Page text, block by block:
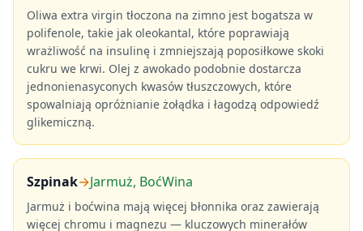
Oliwa extra virgin tłoczona na zimno jest bogatsza w
polifenole, takie jak oleokantal, które poprawiają
wrażliwość na insulinę i zmniejszają poposiłkowe skoki
cukru we krwi. Olej z awokado podobnie dostarcza
jednonienasyconych kwasów tłuszczowych, które
spowalniają opróżnianie żołądka i łagodzą odpowiedź
glikemiczną.
Szpinak→Jarmuż, BoćWina
Jarmuż i boćwina mają więcej błonnika oraz zawierają
więcej chromu i magnezu — kluczowych minerałów